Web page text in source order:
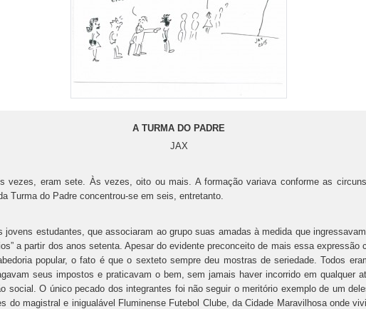
A TURMA DO PADRE
JAX
sete. Às vezes, oito ou mais. A formação variava conforme as
Turma do Padre concentrou-se em seis, entretanto.
estudantes, que associaram ao grupo suas amadas à medida que ingressavam
a partir dos anos setenta. Apesar do evidente preconceito de mais essa expressão
popular, o fato é que o sexteto sempre deu mostras de seriedade. Todos
seus impostos e praticavam o bem, sem jamais haver incorrido em qualquer
social. O único pecado dos integrantes foi não seguir o meritório exemplo de um
do magistral e inigualável Fluminense Futebol Clube, da Cidade Maravilhosa onde